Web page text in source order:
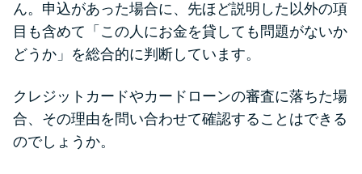
ん。申込があった場合に、先ほど説明した以外の項
目も含めて「この人にお金を貸しても問題がないか
どうか」を総合的に判断しています。
クレジットカードやカードローンの審査に落ちた場
合、その理由を問い合わせて確認することはできる
のでしょうか。